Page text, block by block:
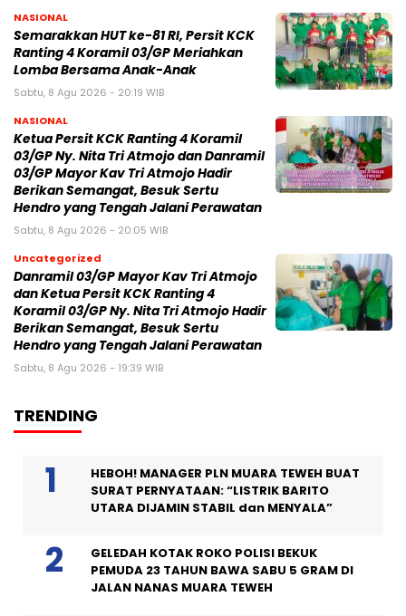
NASIONAL
Semarakkan HUT ke-81 RI, Persit KCK
Ranting 4 Koramil 03/GP Meriahkan
Lomba Bersama Anak-Anak
Sabtu, 8 Agu 2026 - 20:19 WIB
NASIONAL
Ketua Persit KCK Ranting 4 Koramil
03/GP Ny. Nita Tri Atmojo dan Danramil
03/GP Mayor Kav Tri Atmojo Hadir
Berikan Semangat, Besuk Sertu
Hendro yang Tengah Jalani Perawatan
Sabtu, 8 Agu 2026 - 20:05 WIB
Uncategorized
Danramil 03/GP Mayor Kav Tri Atmojo
dan Ketua Persit KCK Ranting 4
Koramil 03/GP Ny. Nita Tri Atmojo Hadir
Berikan Semangat, Besuk Sertu
Hendro yang Tengah Jalani Perawatan
Sabtu, 8 Agu 2026 - 19:39 WIB
TRENDING
HEBOH! MANAGER PLN MUARA TEWEH BUAT
SURAT PERNYATAAN: “LISTRIK BARITO
UTARA DIJAMIN STABIL dan MENYALA”
GELEDAH KOTAK ROKO POLISI BEKUK
PEMUDA 23 TAHUN BAWA SABU 5 GRAM DI
JALAN NANAS MUARA TEWEH